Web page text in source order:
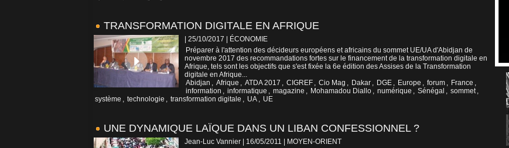
TRANSFORMATION DIGITALE EN AFRIQUE
| 25/10/2017
ÉCONOMIE
Préparer à l'attention des décideurs européens et africains du sommet UE/UA d'Abidjan de
novembre 2017 des recommandations fortes sur le financement de la transformation digitale en
Afrique, tels sont les objectifs que s'est fixée la 6e édition des Assises de la Transformation
digitale en Afrique...
Abidjan , Afrique , ATDA 2017 , CIGREF , Cio Mag , Dakar , DGE , Europe , forum , France ,
information , informatique , magazine , Mohamadou Diallo , numérique , Sénégal , sommet ,
système , technologie , transformation digitale , UA , UE
UNE DYNAMIQUE LAÏQUE DANS UN LIBAN CONFESSIONNEL ?
Jean-Luc Vannier | 16/05/2011
MOYEN-ORIENT